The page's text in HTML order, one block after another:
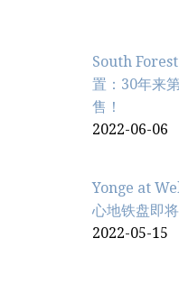
South
置：30年来
售！
2022-06-06
Yonge at
心地铁盘即
2022-05-15